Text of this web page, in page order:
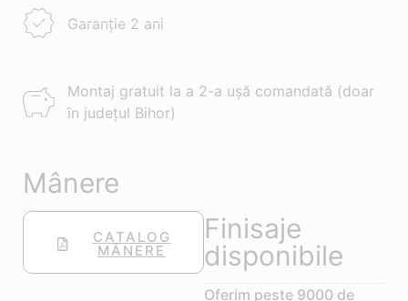
Garanție 2 ani
Montaj gratuit la a 2-a ușă comandată (doar
în județul Bihor)
Mânere
CATALOG
MÂNERE
Finisaje
disponibile
Oferim peste 9000 de